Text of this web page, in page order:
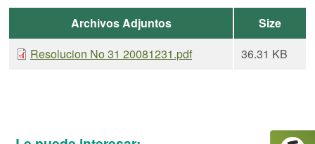
Archivos Adjuntos
Size
Resolucion No 31 20081231.pdf
36.31 KB